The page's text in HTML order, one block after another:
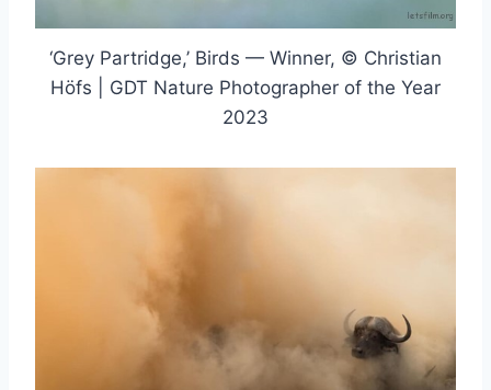
‘Grey Partridge,’ Birds — Winner, © Christian
Höfs | GDT Nature Photographer of the Year
2023